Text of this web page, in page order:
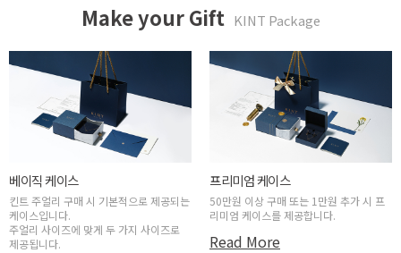
Make your Gift KINT Package
베이직 케이스
킨트 주얼리 구매 시 기본적으로 제공되는
케이스입니다.
주얼리 사이즈에 맞게 두 가지 사이즈로
제공됩니다.
프리미엄 케이스
50만원 이상 구매 또는 1만원 추가 시 프
리미엄 케이스를 제공합니다.
Read More